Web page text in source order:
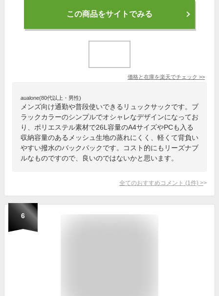
この商品をサイトでみる
価格と在庫を楽天でチェック >>
aualone(80代以上・男性)
メンズ向け通勤や普段使いできるリュックサックです。ブ
ラックカラーのシンプルでオシャレなデザインになってお
り、ポリエステル素材で26L容量のA4サイズやPCも入る
収納容量のあるメッシュ生地の蒸れにくく、軽くて背負い
やすい撥水のバックパックです。コスト的にもリーズナブ
ルなものですので、良いのではないかと思います。
全てのおすすめコメント (1 件) >
6